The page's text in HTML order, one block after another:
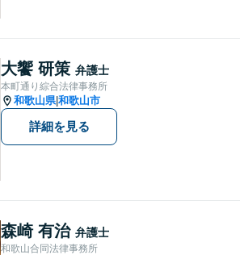
民事事件など、幅広く対応可
能です。まずはお気軽にご相
談ください。
大饗 研策 弁護士
本町通り綜合法律事務所
和歌山県|和歌山市
詳細を見る
森崎 有治 弁護士
和歌山合同法律事務所